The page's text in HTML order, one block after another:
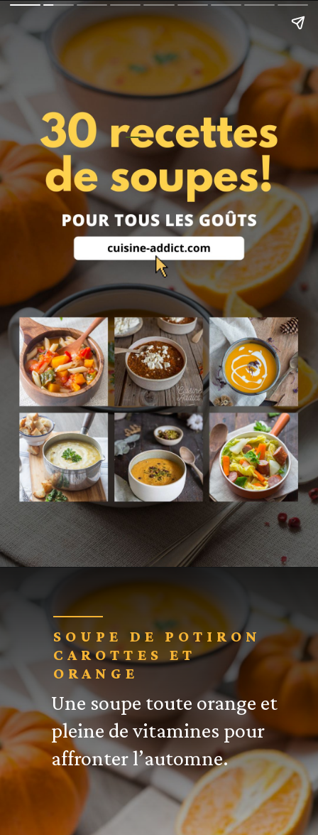
Une soupe toute orange et
pleine de vitamines pour
affronter l’automne.
SOUPE DE POTIRON
CAROTTES ET
ORANGE